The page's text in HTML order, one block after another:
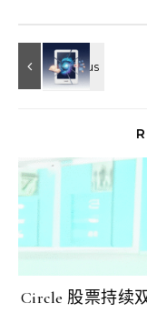
Circle 股票持续